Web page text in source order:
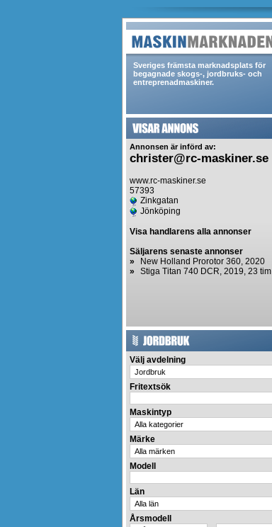
Sveriges främsta marknadsplats för
begagnade skogs-, jordbruks- och
entreprenadmaskiner.
Annonsen är införd av:
christer@rc-maskiner.se
www.rc-maskiner.se
57393
Zinkgatan
Jönköping
Visa handlarens alla annonser
Säljarens senaste annonser
»
New Holland Prorotor 360, 2020
»
Stiga Titan 740 DCR, 2019, 23 tim
Välj avdelning
Fritextsök
Maskintyp
Märke
Modell
Län
Årsmodell